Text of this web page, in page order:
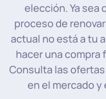
elección. Ya
proceso de
actual no está a tu
hacer una compra
Consulta las
en el mercado y